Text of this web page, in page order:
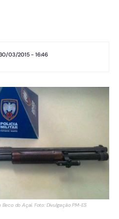
03/2015 - 16:46
do Açaí. Foto: Divulgação PM-ES